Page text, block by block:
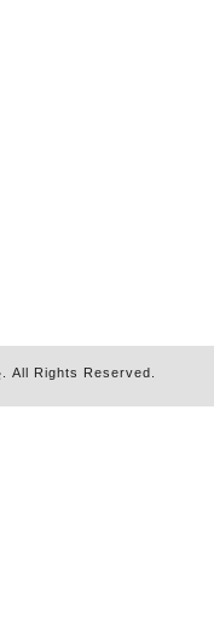
. All Rights Reserved.